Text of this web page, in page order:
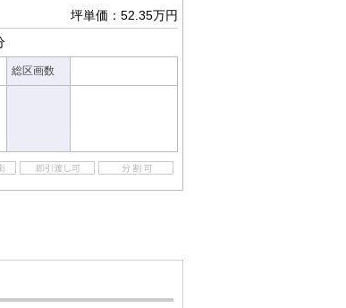
坪単価：52.35万円
総区画数